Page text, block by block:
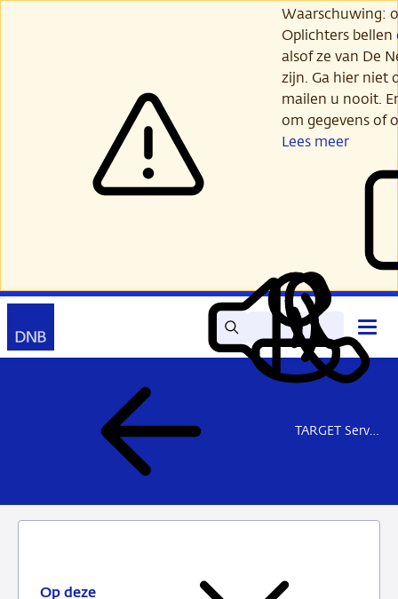
Waarschuwing:
Oplichters
alsof ze van De
zijn. Ga hier niet
mailen u nooit.
om gegevens of
Lees meer
Zoek Lees
voor
Mijn
DNB
Contact
TARGET Services, wat zijn het en wat kunt u ermee?
Op deze